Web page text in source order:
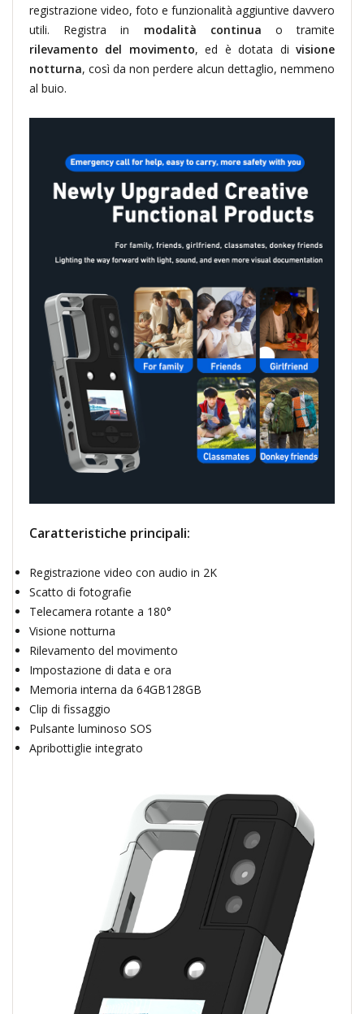
registrazione video, foto e funzionalità aggiuntive davvero
utili. Registra in modalità continua o tramite
rilevamento del movimento, ed è dotata divisione
notturna, così da non perdere alcun dettaglio, nemmeno
al buio.
Caratteristiche principali:
Registrazione video con audio in 2K
Scatto di fotografie
Telecamera rotante a 180°
Visione notturna
Rilevamento del movimento
Impostazione di data e ora
Memoria interna da 64GB128GB
Clip di fissaggio
Pulsante luminoso SOS
Apribottiglie integrato